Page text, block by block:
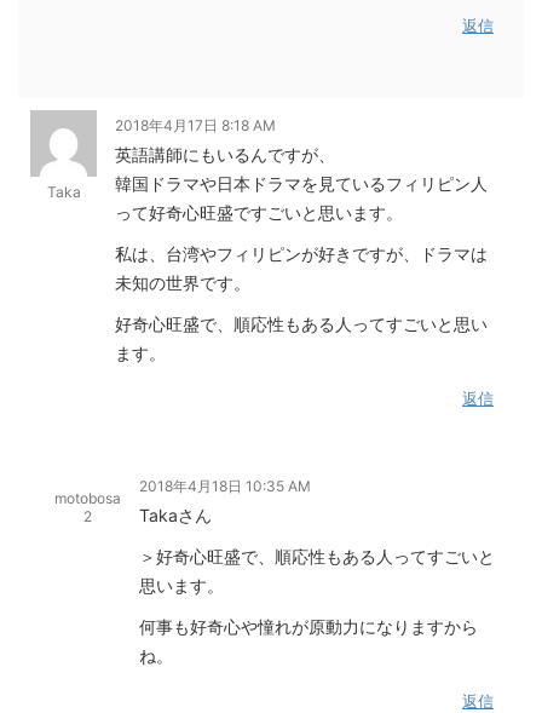
返信
Taka
2018年4月17日 8:18 AM
英語講師にもいるんですが、
韓国ドラマや日本ドラマを見ているフィリピン人
って好奇心旺盛ですごいと思います。
私は、台湾やフィリピンが好きですが、ドラマは
未知の世界です。
好奇心旺盛で、順応性もある人ってすごいと思い
ます。
返信
motobosa
2
2018年4月18日 10:35 AM
Takaさん
＞好奇心旺盛で、順応性もある人ってすごいと
思います。
何事も好奇心や憧れが原動力になりますから
ね。
返信